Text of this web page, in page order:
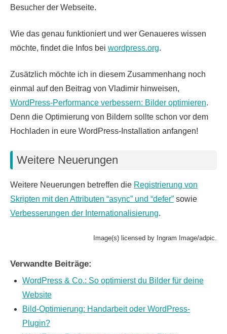
Besucher der Webseite.
Wie das genau funktioniert und wer Genaueres wissen
möchte, findet die Infos bei wordpress.org.
Zusätzlich möchte ich in diesem Zusammenhang noch
einmal auf den Beitrag von Vladimir hinweisen,
WordPress-Performance verbessern: Bilder optimieren.
Denn die Optimierung von Bildern sollte schon vor dem
Hochladen in eure WordPress-Installation anfangen!
Weitere Neuerungen
Weitere Neuerungen betreffen die Registrierung von
Skripten mit den Attributen “async” und “defer” sowie
Verbesserungen der Internationalisierung.
Image(s) licensed by Ingram Image/adpic.
Verwandte Beiträge:
WordPress & Co.: So optimierst du Bilder für deine
Website
Bild-Optimierung: Handarbeit oder WordPress-
Plugin?